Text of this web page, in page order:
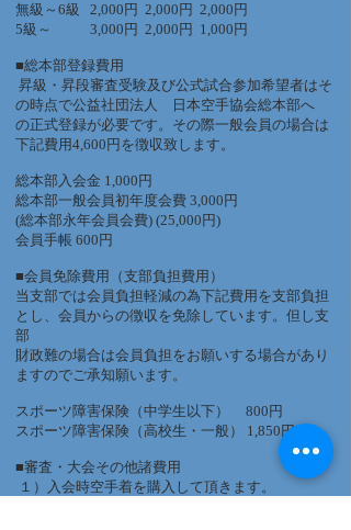
無級～6級 2,000円 2,000円 2,000円
5級～ 3,000円 2,000円 1,000円
■総本部登録費用
昇級・昇段審査受験及び公式試合参加希望者はそ
の時点で公益社団法人 日本空手協会総本部へ
の正式登録が必要です。その際一般会員の場合は
下記費用4,600円を徴収致します。
総本部入会金 1,000円
総本部一般会員初年度会費 3,000円
(総本部永年会員会費) (25,000円)
会員手帳 600円
■会員免除費用（支部負担費用）
当支部では会員負担軽減の為下記費用を支部負担
とし、会員からの徴収を免除しています。但し支
部
財政難の場合は会員負担をお願いする場合があり
ますのでご承知願います。
スポーツ障害保険（中学生以下） 800円
スポーツ障害保険（高校生・一般） 1,850円
■審査・大会その他諸費用
１）入会時空手着を購入して頂きます。